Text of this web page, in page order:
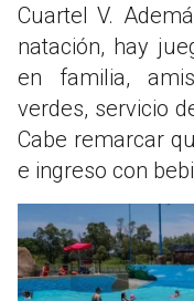
Cuartel V.
natación, hay
en familia,
verdes, servicio
Cabe remarcar
e ingreso con